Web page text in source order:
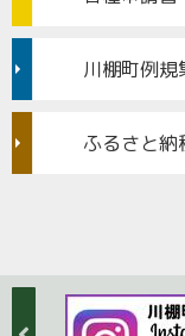
川棚町例規
ふるさと納